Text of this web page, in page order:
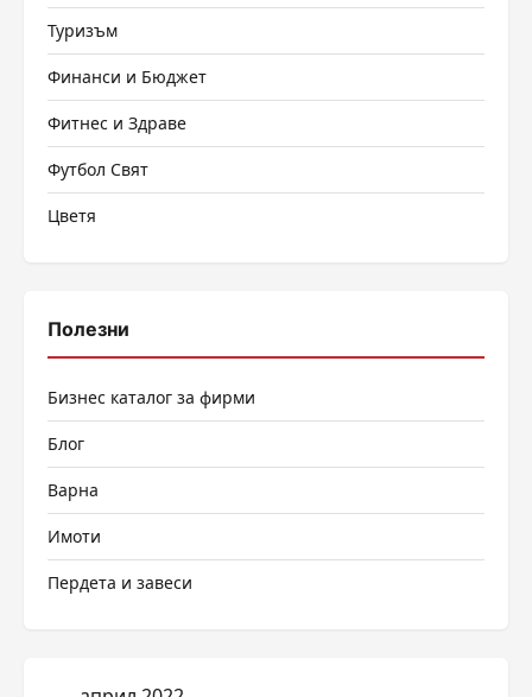
Туризъм
Финанси и Бюджет
Фитнес и Здраве
Футбол Свят
Цветя
Полезни
Бизнес каталог за фирми
Блог
Варна
Имоти
Пердета и завеси